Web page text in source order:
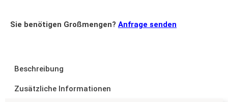
Sie benötigen Großmengen? Anfrage senden
Beschreibung
Zusätzliche Informationen